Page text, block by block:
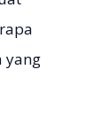
yang